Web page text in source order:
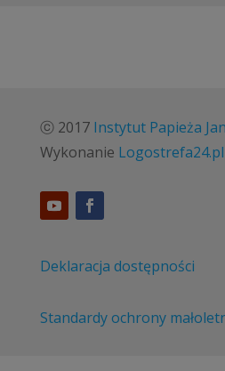
ⓒ 2017 Instytut Papieża
Wykonanie Logostrefa24.pl
Deklaracja dostępności
Standardy ochrony